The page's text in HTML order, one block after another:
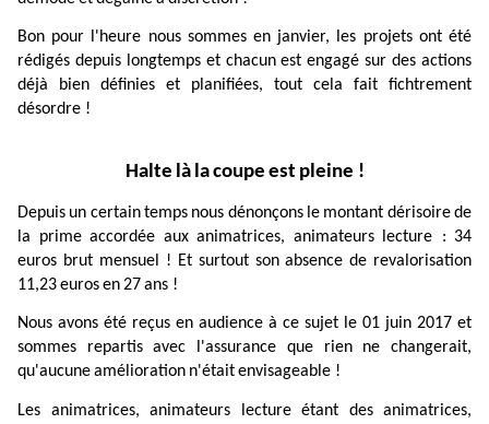
Bon pour l'heure nous sommes en janvier, les projets ont été
rédigés depuis longtemps et chacun est engagé sur des actions
déjà
bien définies et planifiées, tout cela fait
fichtrement
désordre !
Halte là lacoupe est pleine !
Depuis un certain temps nous dénonçons le montant dérisoire de
la
prime accordée aux animatrices, animateurs lecture : 34
euros brut mensuel ! Et surtout son absence de revalorisation
11,23eurosen27ans !
Nous avons été reçus en audience à ce sujet le 01 juin 2017 et
sommes
repartis avec l'assurance que rien ne
changerait,
qu'aucuneamélioration n'étaitenvisageable !
Les animatrices, animateurs lecture étant des animatrices,